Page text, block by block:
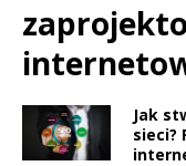
Jak
sieci?